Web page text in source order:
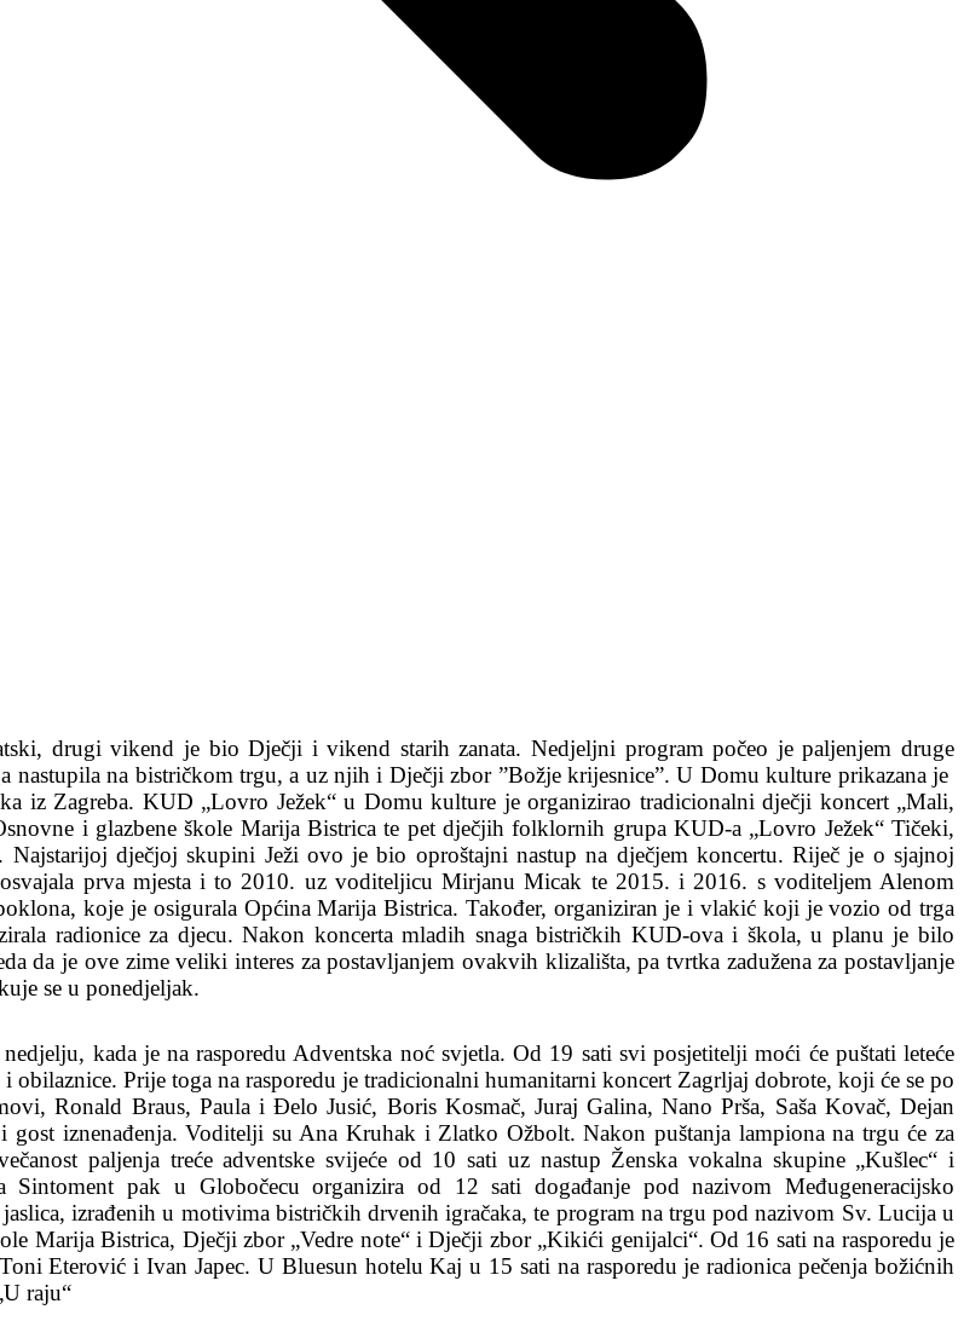
drugi vikend je bio Dječji i vikend starih zanata. Nedjeljni program počeo je paljenjem druge
nastupila na bistričkom trgu, a uz njih i Dječji zbor ”Božje krijesnice”. U Domu kulture prikazana je
iz Zagreba. KUD „Lovro Ježek“ u Domu kulture je organizirao tradicionalni dječji koncert „Mali,
i glazbene škole Marija Bistrica te pet dječjih folklornih grupa KUD-a „Lovro Ježek“ Tičeki,
dječjoj skupini Ježi ovo je bio oproštajni nastup na dječjem koncertu. Riječ je o sjajnoj
prva mjesta i to 2010. uz voditeljicu Mirjanu Micak te 2015. i 2016. s voditeljem Alenom
koje je osigurala Općina Marija Bistrica. Također, organiziran je i vlakić koji je vozio od trga
radionice za djecu. Nakon koncerta mladih snaga bistričkih KUD-ova i škola, u planu je bilo
da je ove zime veliki interes za postavljanjem ovakvih klizališta, pa tvrtka zadužena za postavljanje
se u ponedjeljak.
kada je na rasporedu Adventska noć svjetla. Od 19 sati svi posjetitelji moći će puštati leteće
Prije toga na rasporedu je tradicionalni humanitarni koncert Zagrljaj dobrote, koji će se po
Ronald Braus, Paula i Đelo Jusić, Boris Kosmač, Juraj Galina, Nano Prša, Saša Kovač, Dejan
iznenađenja. Voditelji su Ana Kruhak i Zlatko Ožbolt. Nakon puštanja lampiona na trgu će za
paljenja treće adventske svijeće od 10 sati uz nastup Ženska vokalna skupine „Kušlec“ i
pak u Globočecu organizira od 12 sati događanje pod nazivom Međugeneracijsko
izrađenih u motivima bistričkih drvenih igračaka, te program na trgu pod nazivom Sv. Lucija u
Marija Bistrica, Dječji zbor „Vedre note“ i Dječji zbor „Kikići genijalci“. Od 16 sati na rasporedu je
Eterović i Ivan Japec. U Bluesun hotelu Kaj u 15 sati na rasporedu je radionica pečenja božićnih
raju“